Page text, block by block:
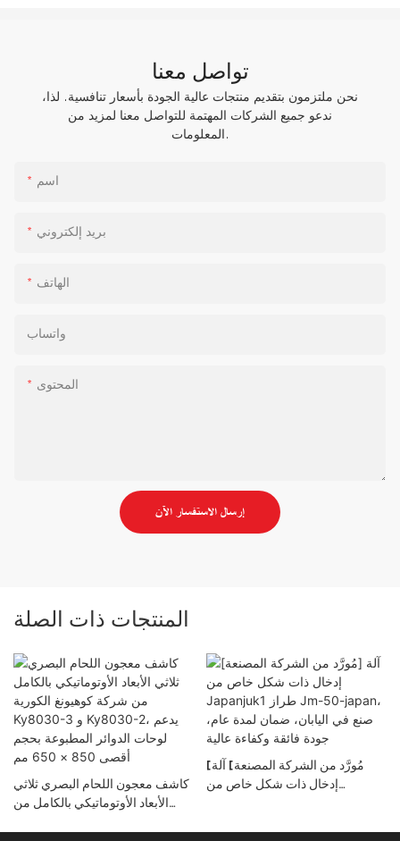
تواصل معنا
نحن ملتزمون بتقديم منتجات عالية الجودة بأسعار تنافسية. لذا،
ندعو جميع الشركات المهتمة للتواصل معنا لمزيد من
المعلومات.
اسم
بريد إلكتروني
الهاتف
واتساب
المحتوى
إرسال الاستفسار الآن
المنتجات ذات الصلة
كاشف معجون اللحام البصري ثلاثي
الأبعاد الأوتوماتيكي بالكامل من
[مُورَّد من الشركة المصنعة] آلة
إدخال ذات شكل خاص من